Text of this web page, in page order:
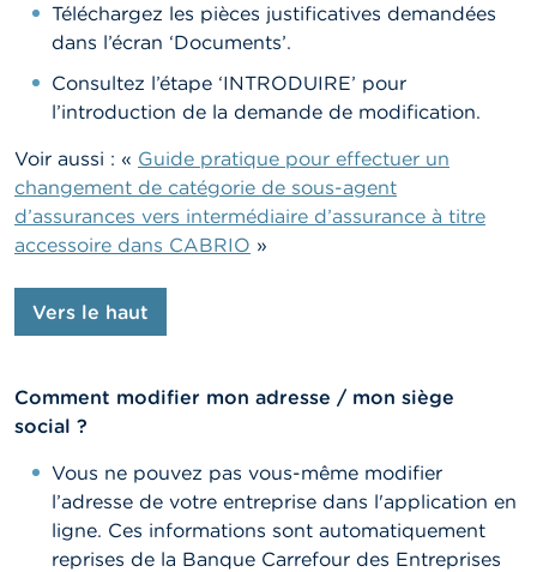
Téléchargez les pièces justificatives demandées
dans l’écran ‘Documents’.
Consultez l’étape ‘INTRODUIRE’ pour
l’introduction de la demande de modification.
Voir aussi : « Guide pratique pour effectuer un
changement de catégorie de sous-agent
d’assurances vers intermédiaire d’assurance à titre
accessoire dans CABRIO »
Vers le haut
Comment modifier mon adresse / mon siège
social ?
Vous ne pouvez pas vous-même modifier
l’adresse de votre entreprise dans l'application en
ligne. Ces informations sont automatiquement
reprises de la Banque Carrefour des Entreprises